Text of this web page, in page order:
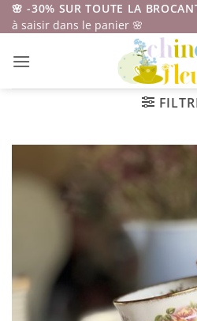
Passer
au
🌸 -30% SUR TOUTE LA
à saisir dans le panier 🌸